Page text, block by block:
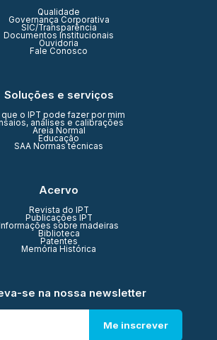
Qualidade
Governança Corporativa
SIC/Transparência
Documentos Institucionais
Ouvidoria
Fale Conosco
Soluções e serviços
que o IPT pode fazer por mim
análises e calibrações
Areia Normal
Educação
SAA Normas técnicas
Acervo
Revista do IPT
Publicações IPT
Informações sobre madeiras
Biblioteca
Patentes
Memória Histórica
se na nossa newsletter
Me inscrever